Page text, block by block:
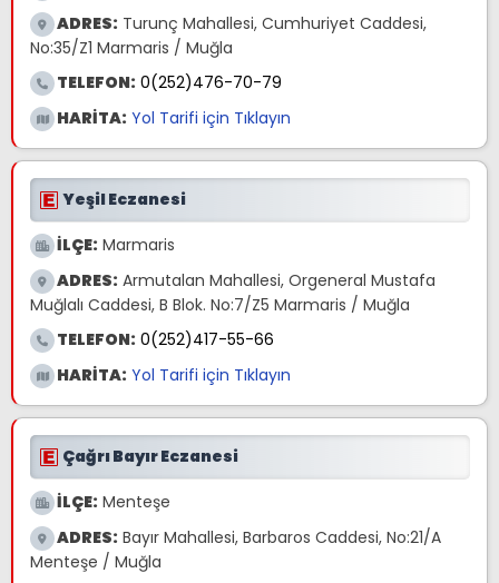
ADRES: Turunç Mahallesi, Cumhuriyet Caddesi,
No:35/Z1 Marmaris / Muğla
TELEFON: 0(252)476-70-79
HARİTA: Yol Tarifi için Tıklayın
Yeşil Eczanesi
İLÇE: Marmaris
ADRES: Armutalan Mahallesi, Orgeneral Mustafa
Muğlalı Caddesi, B Blok. No:7/Z5 Marmaris / Muğla
TELEFON: 0(252)417-55-66
HARİTA: Yol Tarifi için Tıklayın
Çağrı Bayır Eczanesi
İLÇE: Menteşe
ADRES: Bayır Mahallesi, Barbaros Caddesi, No:21/A
Menteşe / Muğla